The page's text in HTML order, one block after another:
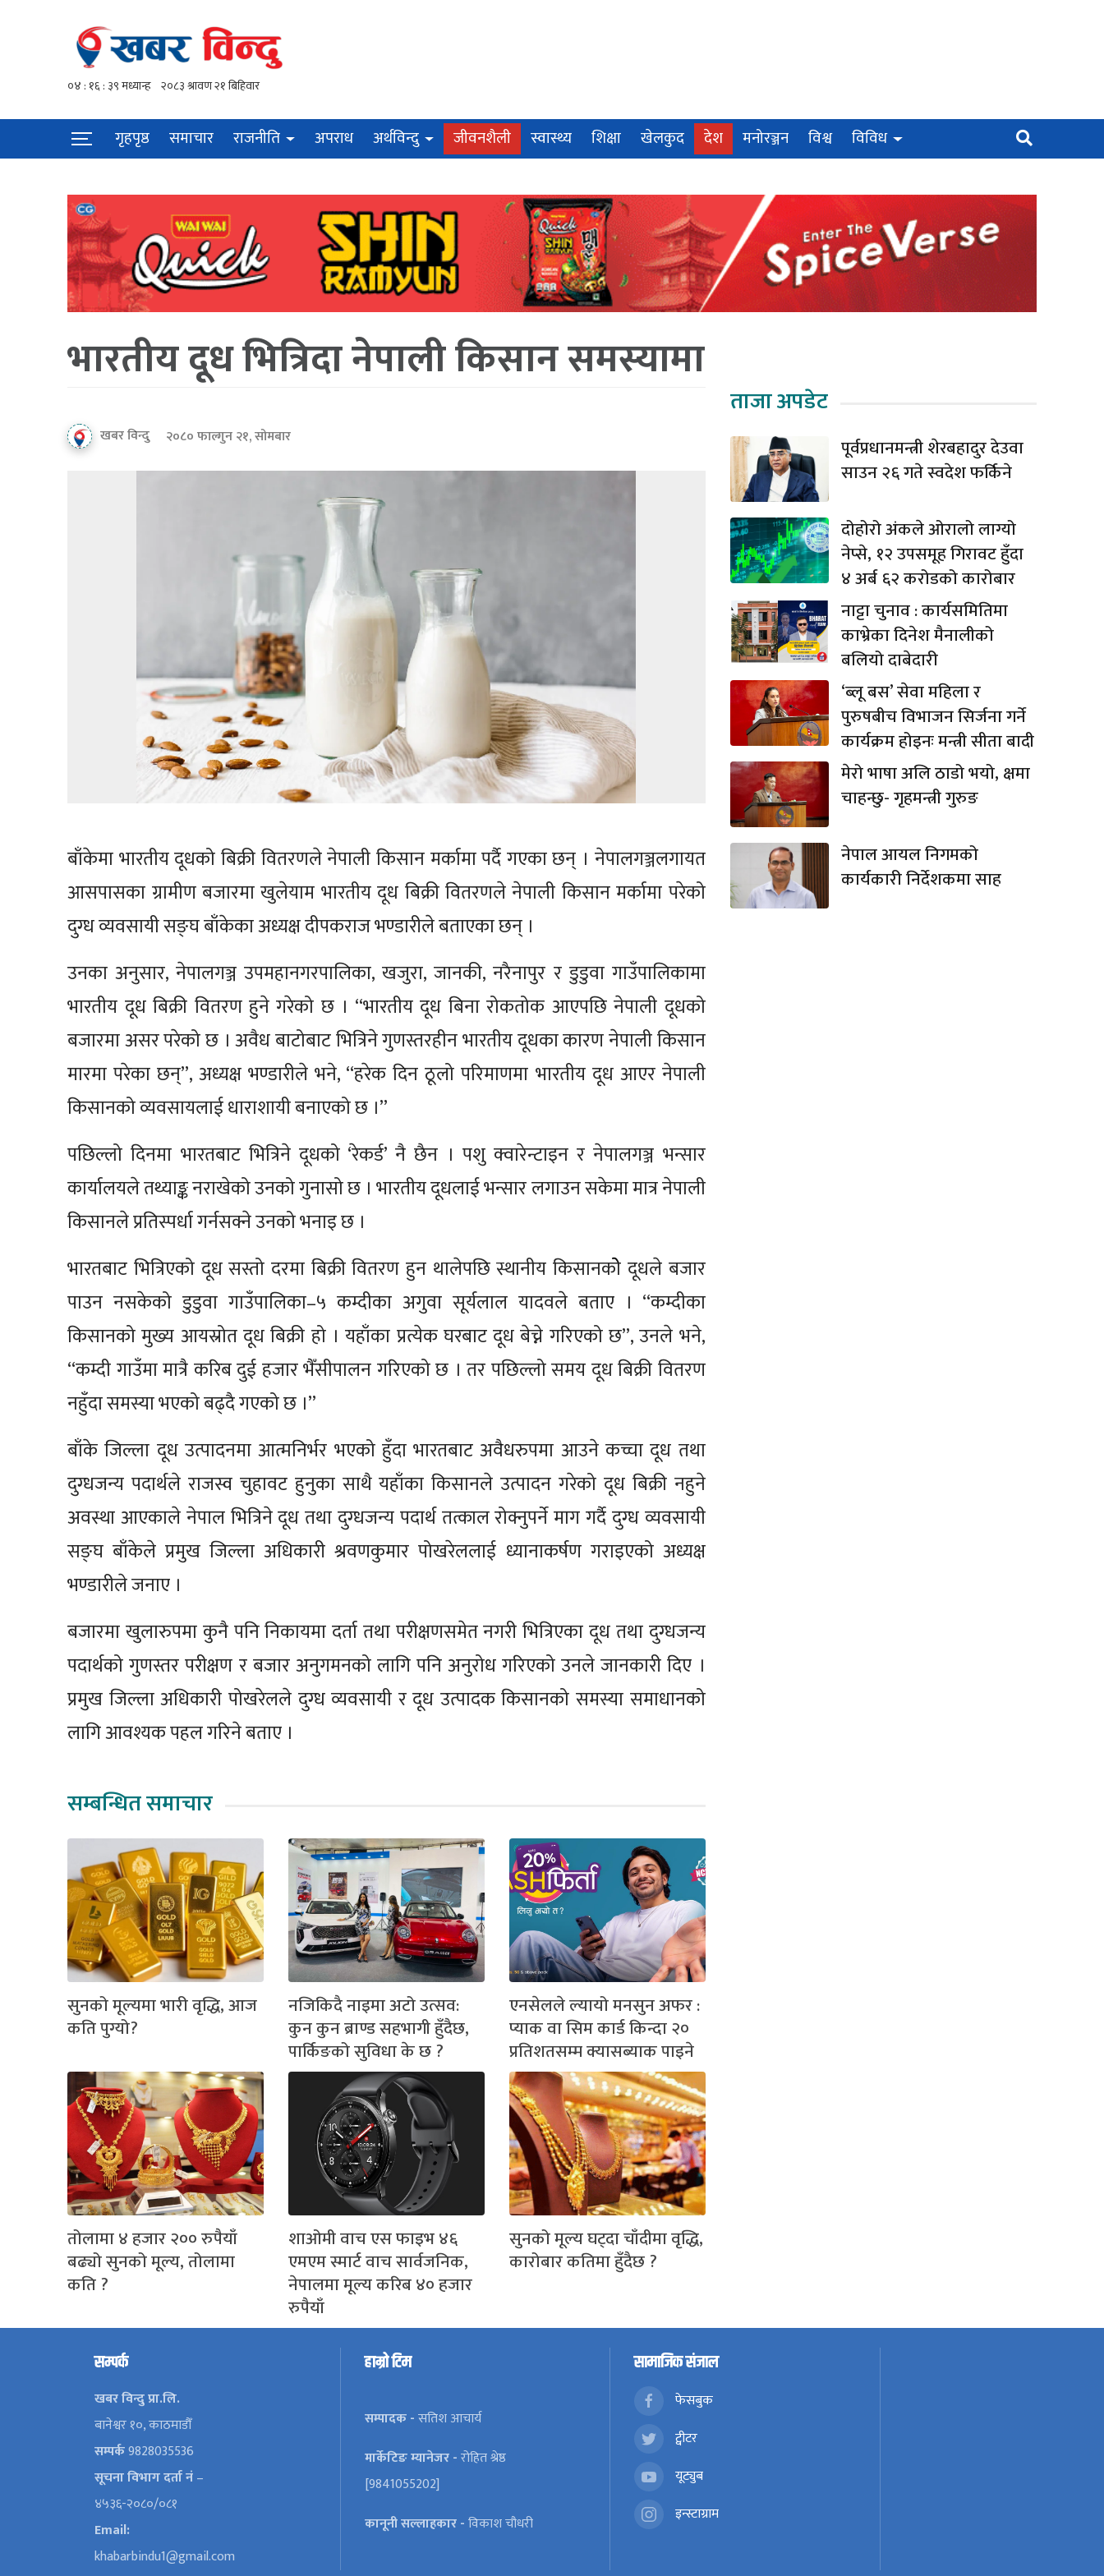
गृहपृष्ठ समाचार राजनीति अपराध अर्थविन्दु जीवनशैली स्वास्थ्य शिक्षा खेलकुद देश मनोरञ्जन विश्व विविध
भारतीय दूध भित्रिदा नेपाली किसान समस्यामा
खबर विन्दु २०८० फाल्गुन २१, सोमबार
बाँकेमा भारतीय दूधको बिक्री वितरणले नेपाली किसान मर्कामा पर्दै गएका छन् । नेपालगञ्जलगायत
आसपासका ग्रामीण बजारमा खुलेयाम भारतीय दूध बिक्री वितरणले नेपाली किसान मर्कामा परेको
दुग्ध व्यवसायी सङ्घ बाँकेका अध्यक्ष दीपकराज भण्डारीले बताएका छन् ।
उनका अनुसार, नेपालगञ्ज उपमहानगरपालिका, खजुरा, जानकी, नरैनापुर र डुडुवा गाउँपालिकामा
भारतीय दूध बिक्री वितरण हुने गरेको छ । “भारतीय दूध बिना रोकतोक आएपछि नेपाली दूधको
बजारमा असर परेको छ । अवैध बाटोबाट भित्रिने गुणस्तरहीन भारतीय दूधका कारण नेपाली किसान
मारमा परेका छन्”, अध्यक्ष भण्डारीले भने, “हरेक दिन ठूलो परिमाणमा भारतीय दूध आएर नेपाली
किसानको व्यवसायलाई धाराशायी बनाएको छ ।”
पछिल्लो दिनमा भारतबाट भित्रिने दूधको ‘रेकर्ड’ नै छैन । पशु क्वारेन्टाइन र नेपालगञ्ज भन्सार
कार्यालयले तथ्याङ्क नराखेको उनको गुनासो छ । भारतीय दूधलाई भन्सार लगाउन सकेमा मात्र नेपाली
किसानले प्रतिस्पर्धा गर्नसक्ने उनको भनाइ छ ।
भारतबाट भित्रिएको दूध सस्तो दरमा बिक्री वितरण हुन थालेपछि स्थानीय किसानकोे दूधले बजार
पाउन नसकेको डुडुवा गाउँपालिका–५ कम्दीका अगुवा सूर्यलाल यादवले बताए । “कम्दीका
किसानको मुख्य आयस्रोत दूध बिक्री हो । यहाँका प्रत्येक घरबाट दूध बेच्ने गरिएको छ”, उनले भने,
“कम्दी गाउँमा मात्रै करिब दुई हजार भैँसीपालन गरिएको छ । तर पछिल्लो समय दूध बिक्री वितरण
नहुँदा समस्या भएको बढ्दै गएको छ ।”
बाँके जिल्ला दूध उत्पादनमा आत्मनिर्भर भएको हुँदा भारतबाट अवैधरुपमा आउने कच्चा दूध तथा
दुग्धजन्य पदार्थले राजस्व चुहावट हुनुका साथै यहाँका किसानले उत्पादन गरेको दूध बिक्री नहुने
अवस्था आएकाले नेपाल भित्रिने दूध तथा दुग्धजन्य पदार्थ तत्काल रोक्नुपर्ने माग गर्दै दुग्ध व्यवसायी
सङ्घ बाँकेले प्रमुख जिल्ला अधिकारी श्रवणकुमार पोखरेललाई ध्यानाकर्षण गराइएको अध्यक्ष
भण्डारीले जनाए ।
बजारमा खुलारुपमा कुनै पनि निकायमा दर्ता तथा परीक्षणसमेत नगरी भित्रिएका दूध तथा दुग्धजन्य
पदार्थको गुणस्तर परीक्षण र बजार अनुगमनको लागि पनि अनुरोध गरिएको उनले जानकारी दिए ।
प्रमुख जिल्ला अधिकारी पोखरेलले दुग्ध व्यवसायी र दूध उत्पादक किसानको समस्या समाधानको
लागि आवश्यक पहल गरिने बताए ।
सम्बन्धित समाचार
सुनको मूल्यमा भारी वृद्धि, आज
कति पुग्यो?
नजिकिदै नाइमा अटो उत्सव:
कुन कुन ब्राण्ड सहभागी हुँदैछ,
पार्किङको सुविधा के छ ?
एनसेलले ल्यायो मनसुन अफर :
प्याक वा सिम कार्ड किन्दा २०
प्रतिशतसम्म क्यासब्याक पाइने
तोलामा ४ हजार २०० रुपैयाँ
बढ्यो सुनको मूल्य, तोलामा
कति ?
शाओमी वाच एस फाइभ ४६
एमएम स्मार्ट वाच सार्वजनिक,
नेपालमा मूल्य करिब ४० हजार
रुपैयाँ
सुनको मूल्य घट्दा चाँदीमा वृद्धि,
कारोबार कतिमा हुँदैछ ?
ताजा अपडेट
पूर्वप्रधानमन्त्री शेरबहादुर देउवा
साउन २६ गते स्वदेश फर्किने
दोहोरो अंकले ओरालो लाग्यो
नेप्से, १२ उपसमूह गिरावट हुँदा
४ अर्ब ६२ करोडको कारोबार
नाट्टा चुनाव : कार्यसमितिमा
काभ्रेका दिनेश मैनालीको
बलियो दाबेदारी
‘ब्लू बस’ सेवा महिला र
पुरुषबीच विभाजन सिर्जना गर्ने
कार्यक्रम होइनः मन्त्री सीता बादी
मेरो भाषा अलि ठाडो भयो, क्षमा
चाहन्छु- गृहमन्त्री गुरुङ
नेपाल आयल निगमको
कार्यकारी निर्देशकमा साह
सम्पर्क
खबर विन्दु प्रा.लि.
बानेश्वर १०, काठमाडौँ
सम्पर्क9828035536
सूचना विभाग दर्ता नं–
४५३६-२०८०/०८१
Email:
khabarbindu1@gmail.com
हाम्रो टिम
सम्पादक -सतिश आचार्य
मार्केटिङ म्यानेजर -रोहित श्रेष्ठ
[9841055202]
कानूनी सल्लाहकार -विकाश चौधरी
सामाजिक संजाल
फेसबुक
ट्वीटर
यूट्युब
इन्स्टाग्राम